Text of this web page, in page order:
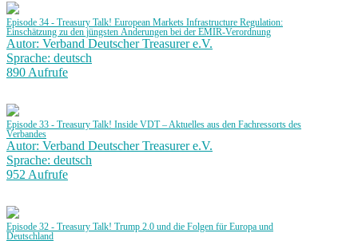
Episode 34 - Treasury Talk! European Markets Infrastructure Regulation:
Einschätzung zu den jüngsten Änderungen bei der EMIR-Verordnung
Autor: Verband Deutscher Treasurer e.V.
Sprache: deutsch
890 Aufrufe
Episode 33 - Treasury Talk! Inside VDT – Aktuelles aus den Fachressorts des
Verbandes
Autor: Verband Deutscher Treasurer e.V.
Sprache: deutsch
952 Aufrufe
Episode 32 - Treasury Talk! Trump 2.0 und die Folgen für Europa und
Deutschland